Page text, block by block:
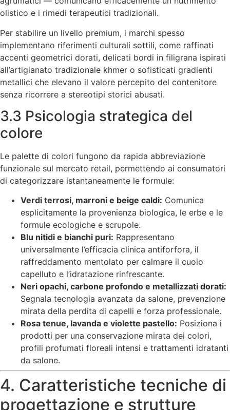
olistico e i rimedi terapeutici tradizionali.
Per stabilire un livello premium, i marchi spesso
implementano riferimenti culturali sottili, come raffinati
accenti geometrici dorati, delicati bordi in filigrana ispirati
all’artigianato tradizionale khmer o sofisticati gradienti
metallici che elevano il valore percepito del contenitore
senza ricorrere a stereotipi storici abusati.
3.3 Psicologia strategica del
colore
Le palette di colori fungono da rapida abbreviazione
funzionale sul mercato retail, permettendo ai consumatori
di categorizzare istantaneamente le formule:
Verdi terrosi, marroni e beige caldi: Comunica
esplicitamente la provenienza biologica, le erbe e le
formule ecologiche e scrupole.
Blu nitidi e bianchi puri: Rappresentano
universalmente l’efficacia clinica antiforfora, il
raffreddamento mentolato per calmare il cuoio
capelluto e l’idratazione rinfrescante.
Neri opachi, carbone profondo e metallizzati dorati:
Segnala tecnologia avanzata da salone, prevenzione
mirata della perdita di capelli e forza professionale.
Rosa tenue, lavanda e violette pastello: Posiziona i
prodotti per una conservazione mirata dei colori,
profili profumati floreali intensi e trattamenti idratanti
da salone.
4. Caratteristiche tecniche di
progettazione e strutture